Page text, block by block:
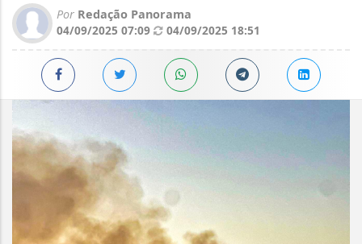
Por Redação Panorama
04/09/2025 07:09
04/09/2025 18:51